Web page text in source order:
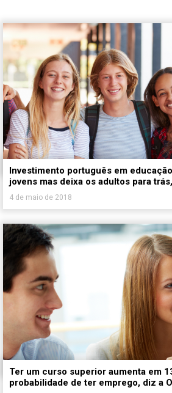
Investimento português em
jovens mas deixa os adultos para
4 de maio de 2018
Ter um curso superior aumenta em
probabilidade de ter emprego, diz a